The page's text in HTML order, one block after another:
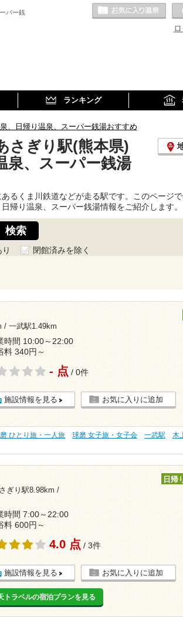
パー銭
お
ランキング
、日帰り温泉、スーパー銭湯おすすめ
さぎり駅(熊本県)
泉、スーパー銭湯
るくま川鉄道などが走る駅です。このページ
帰り温泉、スーパー銭湯情報をご紹介します。
閉館済みを除く
/ 一武駅1.49km
時間 10:00～22:00
料 340円～
- 点 / 0件
施設情報を見る お気に入りに追加
ひとり旅・一人旅 球磨 女子旅・女子会 一武駅
木
ぎり駅8.98km /
日帰
時間 7:00～22:00
料 600円～
4.0 点 / 3件
施設情報を見る お気に入りに追加
トラベルの宿泊プランを見る